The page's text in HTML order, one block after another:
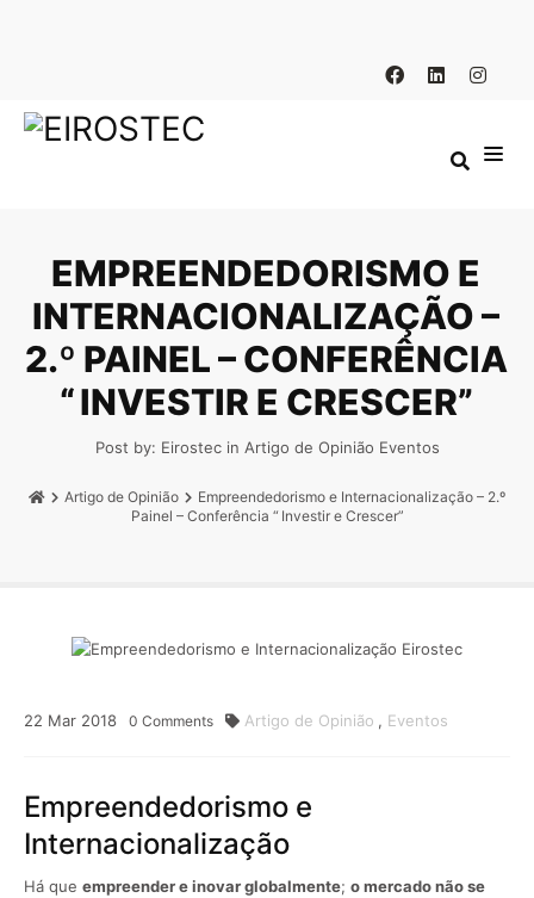
EMPREENDEDORISMO E
INTERNACIONALIZAÇÃO –
2.º PAINEL – CONFERÊNCIA
“ INVESTIR E CRESCER”
Post by: Eirostecin Artigo de Opinião Eventos
Artigo de Opinião
Empreendedorismo e Internacionalização – 2.º
Painel – Conferência “ Investir e Crescer”
22 Mar 2018 0 Comments Artigo de Opinião , Eventos
Empreendedorismo e
Internacionalização
Há que empreender e inovar globalmente; o mercado não se